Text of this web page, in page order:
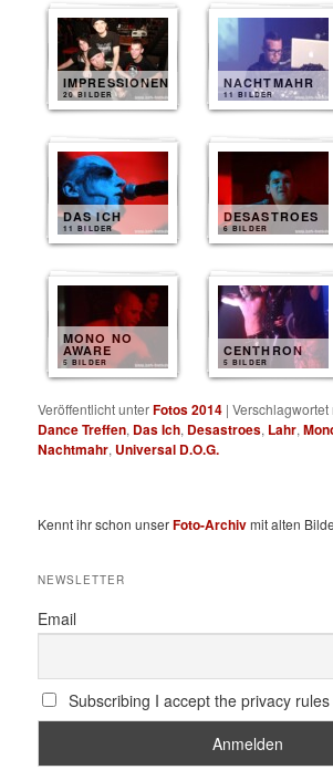
IMPRESSIONEN
20 BILDER
NACHTMAHR
11 BILDER
DAS ICH
11 BILDER
DESASTROES
6 BILDER
MONO NO
AWARE
5 BILDER
CENTHRON
5 BILDER
Veröffentlicht unterFotos 2014 |Verschlagwortet
Dance Treffen, Das Ich, Desastroes, Lahr,
Nachtmahr, Universal D.O.G.
Kennt ihr schon unserFoto-Archivmit alten
NEWSLETTER
Email
Subscribing I accept the privacy